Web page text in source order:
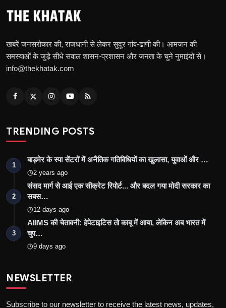
खबरें जनसरोकार की, राजधानी से लेकर सुदूर गांव-ढाणी की। आमजन की
समस्याओं के जुड़े सीधे सवाल शासन-प्रशासन और जनता के चुने नुमाइंदों से।
info@thekhatak.com
TRENDING POSTS
1
बाड़मेर के स्पा सेंटरों में अनैतिक गतिविधियों का खुलासा, युवाओं और …
2 years ago
2
संसद मार्ग से आई एक सीक्रेट रिपोर्ट... और बदल गया मोदी सरकार का
सबस…
12 days ago
3
AIIMS की चेतावनी: हेपेटाइटिस तो काबू में आया, लेकिन अब भारत में
चुप…
9 days ago
NEWSLETTER
Subscribe to our newsletter to receive the latest news, updates,